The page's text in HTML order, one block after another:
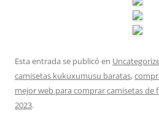
Esta entrada se publicó en
camisetas kukuxumusu baratas,
mejor web para comprar camisetas de
2023.